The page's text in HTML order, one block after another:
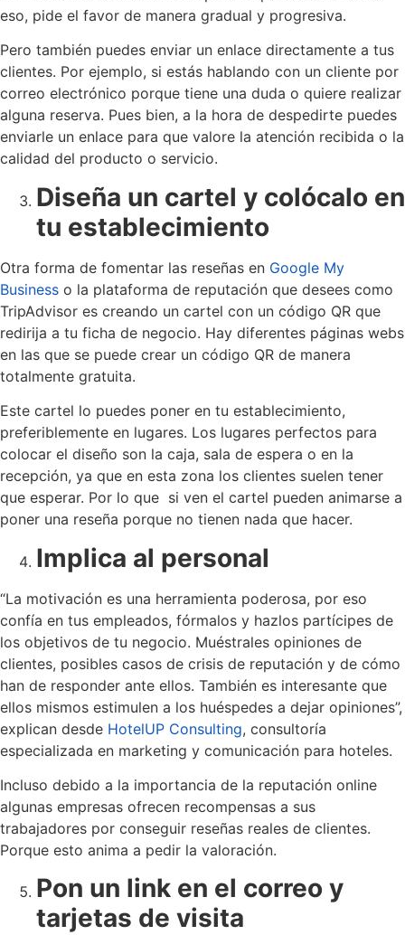
eso, pide el favor de manera gradual y progresiva.
Pero también puedes enviar un enlace directamente a tus
clientes. Por ejemplo, si estás hablando con un cliente por
correo electrónico porque tiene una duda o quiere realizar
alguna reserva. Pues bien, a la hora de despedirte puedes
enviarle un enlace para que valore la atención recibida o la
calidad del producto o servicio.
Diseña un cartel y colócalo en
tu establecimiento
Otra forma de fomentar las reseñas en Google My
Business o la plataforma de reputación que desees como
TripAdvisor es creando un cartel con un código QR que
redirija a tu ficha de negocio. Hay diferentes páginas webs
en las que se puede crear un código QR de manera
totalmente gratuita.
Este cartel lo puedes poner en tu establecimiento,
preferiblemente en lugares. Los lugares perfectos para
colocar el diseño son la caja, sala de espera o en la
recepción, ya que en esta zona los clientes suelen tener
que esperar. Por lo que si ven el cartel pueden animarse a
poner una reseña porque no tienen nada que hacer.
Implica al personal
“La motivación es una herramienta poderosa, por eso
confía en tus empleados, fórmalos y hazlos partícipes de
los objetivos de tu negocio. Muéstrales opiniones de
clientes, posibles casos de crisis de reputación y de cómo
han de responder ante ellos. También es interesante que
ellos mismos estimulen a los huéspedes a dejar opiniones”,
explican desde HotelUP Consulting, consultoría
especializada en marketing y comunicación para hoteles.
Incluso debido a la importancia de la reputación online
algunas empresas ofrecen recompensas a sus
trabajadores por conseguir reseñas reales de clientes.
Porque esto anima a pedir la valoración.
Pon un link en el correo y
tarjetas de visita